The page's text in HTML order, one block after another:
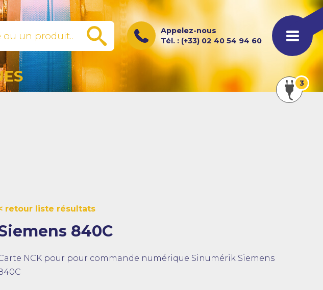
OK
Appelez-nous
Tél. : (+33) 02 40 54 94 60
Afficher
les
3
retour liste résultats
840C
NCK pour pour commande numérique Sinumérik Siemens